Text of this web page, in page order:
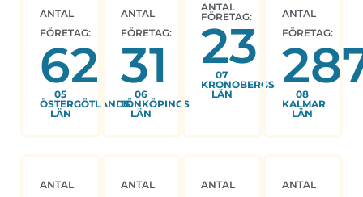
ANTAL
FÖRETAG:
62
05
ÖSTERGÖTLANDS
LÄN
ANTAL
FÖRETAG:
31
06
JÖNKÖPINGS
LÄN
ANTAL
FÖRETAG:
23
07
KRONOBERGS
LÄN
ANTAL
FÖRETAG:
08
KALMAR
LÄN
ANTAL
ANTAL
ANTAL
ANTAL